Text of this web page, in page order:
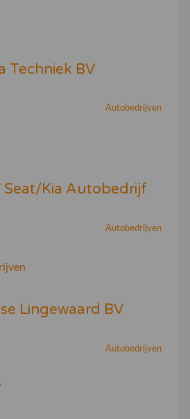
Techniek BV
Autobedrijven
Seat/Kia Autobedrijf
Autobedrijven
Lingewaard BV
Autobedrijven